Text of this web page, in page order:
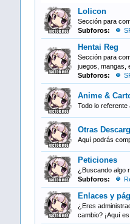
Lolicon
Sección para
Subforos:
Hentai Reg
Sección para
juegos, mangas,
Subforos:
Anime &
Todo lo
Otras
Aquí podrás
Peticiones
¿Buscando algo
Subforos:
Enlaces y
¿Eres
cambio? ¡Aquí